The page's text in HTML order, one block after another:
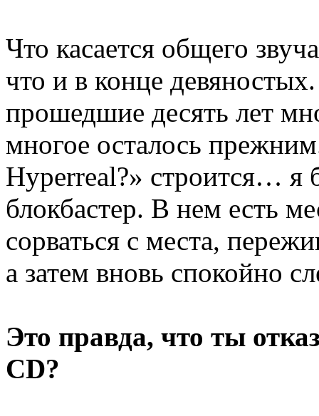
Что касается общего
что и в конце
прошедшие десять лет
многое осталось
Hyperreal?» строится… я
блокбастер. В нем есть
сорваться с места,
а затем вновь спокойно
Это правда, что ты
CD?